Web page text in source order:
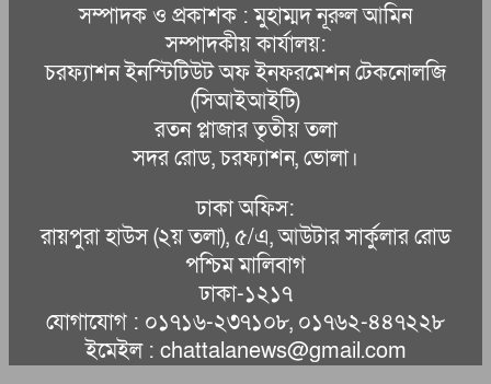
সম্পাদক ও প্রকাশক : মুহাম্মদ নূরুল আমিন
সম্পাদকীয় কার্যালয়:
চরফ্যাশন ইনস্টিটিউট অফ ইনফরমেশন টেকনোলজি
(সিআইআইটি)
রতন প্লাজার তৃতীয় তলা
সদর রোড, চরফ্যাশন, ভোলা।
ঢাকা অফিস:
রায়পুরা হাউস (২য় তলা), ৫/এ, আউটার সার্কুলার রোড
পশ্চিম মালিবাগ
ঢাকা-১২১৭
যোগাযোগ : ০১৭১৬-২৩৭১০৮, ০১৭৬২-৪৪৭২২৮
ইমেইল : chattalanews@gmail.com